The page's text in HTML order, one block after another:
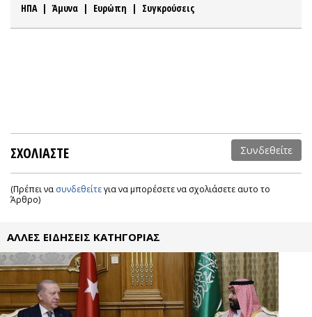
ΗΠΑ|Άμυνα | Ευρώπη | Συγκρούσεις
ΣΧΟΛΙΑΣΤΕ Συνδεθείτε
(Πρέπει να συνδεθείτεγια να μπορέσετε να σχολιάσετε αυτο το
Άρθρο)
ΑΛΛΕΣ ΕΙΔΗΣΕΙΣ ΚΑΤΗΓΟΡΙΑΣ